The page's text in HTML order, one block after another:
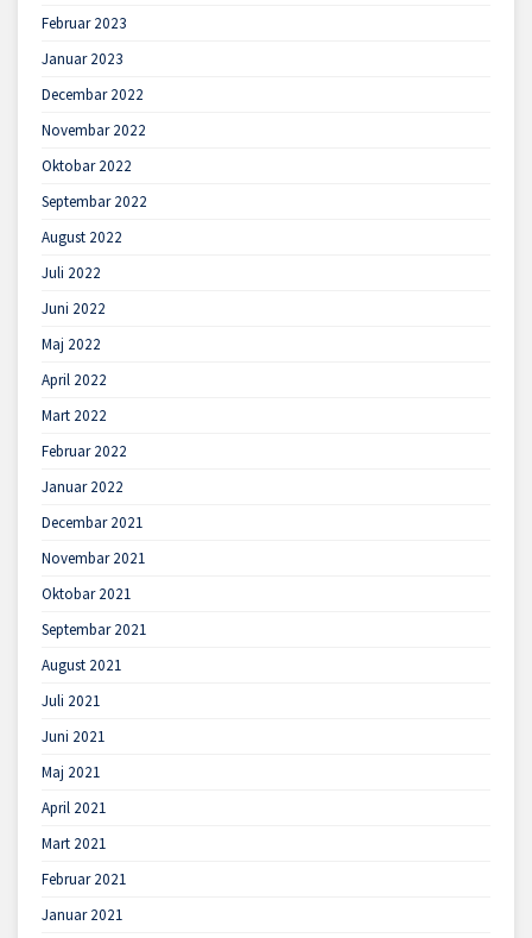
Februar 2023
Januar 2023
Decembar 2022
Novembar 2022
Oktobar 2022
Septembar 2022
August 2022
Juli 2022
Juni 2022
Maj 2022
April 2022
Mart 2022
Februar 2022
Januar 2022
Decembar 2021
Novembar 2021
Oktobar 2021
Septembar 2021
August 2021
Juli 2021
Juni 2021
Maj 2021
April 2021
Mart 2021
Februar 2021
Januar 2021